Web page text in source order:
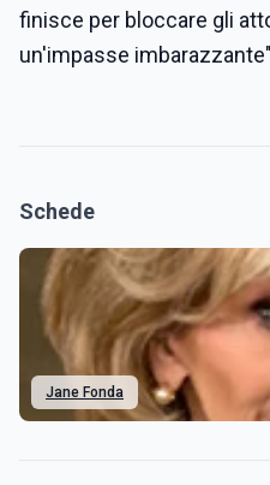
finisce per bloccare gli
un'impasse
Schede
Jane Fonda